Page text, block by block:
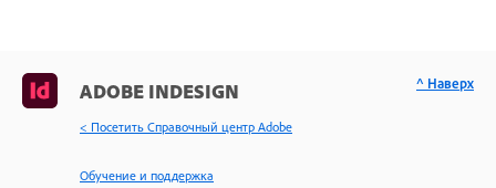
ADOBE INDESIGN
< Посетить Справочный центр Adobe
Обучение и поддержка
^ Наверх